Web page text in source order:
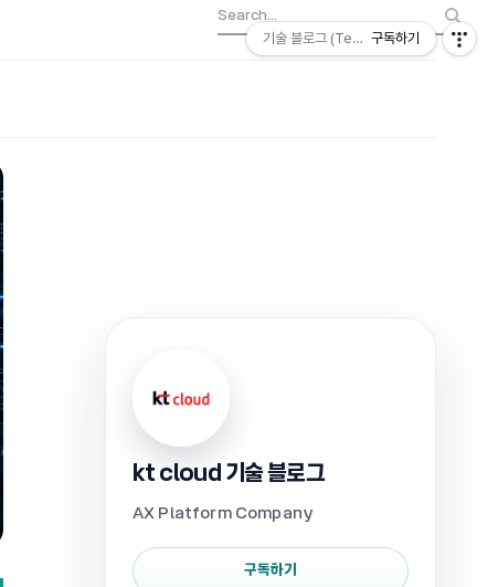
kt cloud 기술 블로그
AX Platform Company
구독하기
기술 블로그 (Tech) | kt cloud
구독하기